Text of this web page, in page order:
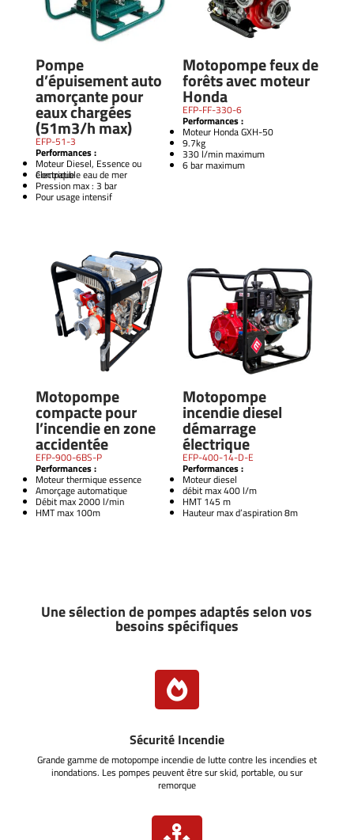
Pompe
d’épuisement auto
amorçante pour
eaux chargées
(51m3/h max)
EFP-51-3
Performances :
Moteur Diesel, Essence ou
électrique
Compatible eau de mer
Pression max : 3 bar
Pour usage intensif
Motopompe feux de
forêts avec moteur
Honda
EFP-FF-330-6
Performances :
Moteur Honda GXH-50
9.7kg
330 l/min maximum
6 bar maximum
Motopompe
compacte pour
l’incendie en zone
accidentée
EFP-900-6BS-P
Performances :
Moteur thermique essence
Amorçage automatique
Débit max 2000 l/min
HMT max 100m
Motopompe
incendie diesel
démarrage
électrique
EFP-400-14-D-E
Performances :
Moteur diesel
débit max 400 l/m
HMT 145 m
Hauteur max d’aspiration 8m
Une sélection de pompes adaptés selon vos
besoins spécifiques

Sécurité Incendie
Grande gamme de motopompe incendie de lutte contre les incendies et
inondations. Les pompes peuvent être sur skid, portable, ou sur
remorque